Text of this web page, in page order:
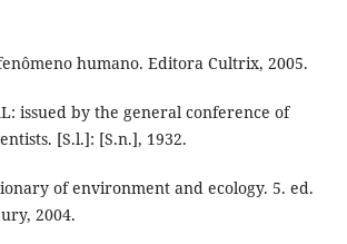
fenômeno humano. Editora Cultrix, 2005.
issued by the general conference of
[S.l.]: [S.n.], 1932.
of environment and ecology. 5. ed.
2004.